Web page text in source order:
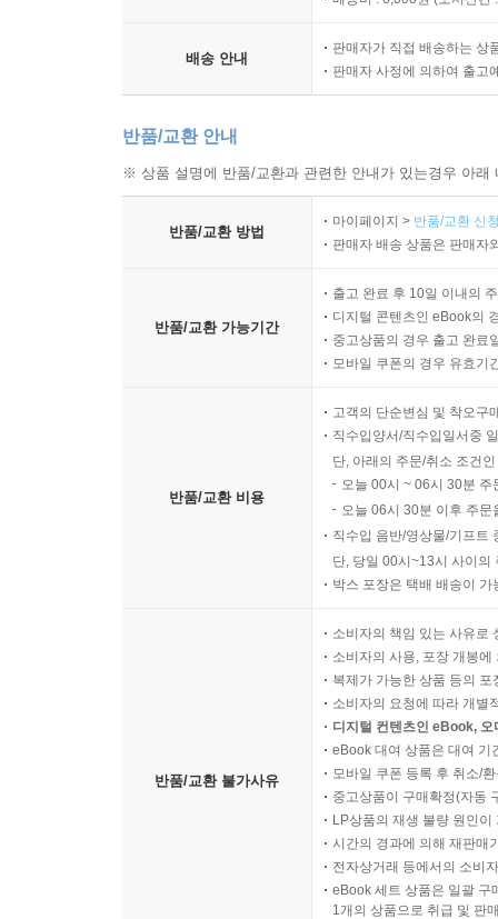
배송 안내
판매자가 직접 배송하는 상
판매자 사정에 의하여 출고
반품/교환 안내
※ 상품 설명에 반품/교환과 관련한 안내가 있는경우 아
반품/교환 방법
마이페이지 > 반품/교환 신
판매자 배송 상품은 판매자
반품/교환 가능기간
출고 완료 후 10일 이내의
디지털 콘텐츠인 eBook의
중고상품의 경우 출고 완료
모바일 쿠폰의 경우 유효기
반품/교환 비용
고객의 단순변심 및 착오구
직수입양서/직수입일서중
단, 아래의 주문/취소 조건
오늘 00시 ~ 06시 30분
오늘 06시 30분 이후 주
직수입 음반/영상물/기프트
단, 당일 00시~13시 사이의
박스 포장은 택배 배송이
반품/교환 불가사유
소비자의 책임 있는 사유로
소비자의 사용, 포장 개봉
복제가 가능한 상품 등의
소비자의 요청에 따라 개별
디지털 컨텐츠인 eBook,
eBook 대여 상품은 대여 기
모바일 쿠폰 등록 후 취소/
중고상품이 구매확정(자동
LP상품의 재생 불량 원인
시간의 경과에 의해 재판매
전자상거래 등에서의 소비
eBook 세트 상품은 일괄 구
1개의 상품으로 취급 및 판